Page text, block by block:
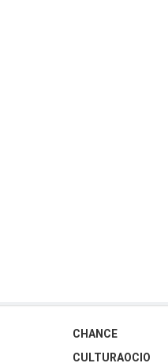
CHANCE
CULTURAOCIO